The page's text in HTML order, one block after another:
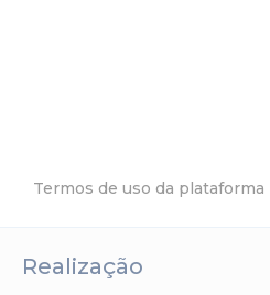
Termos de uso da plataforma
Realização